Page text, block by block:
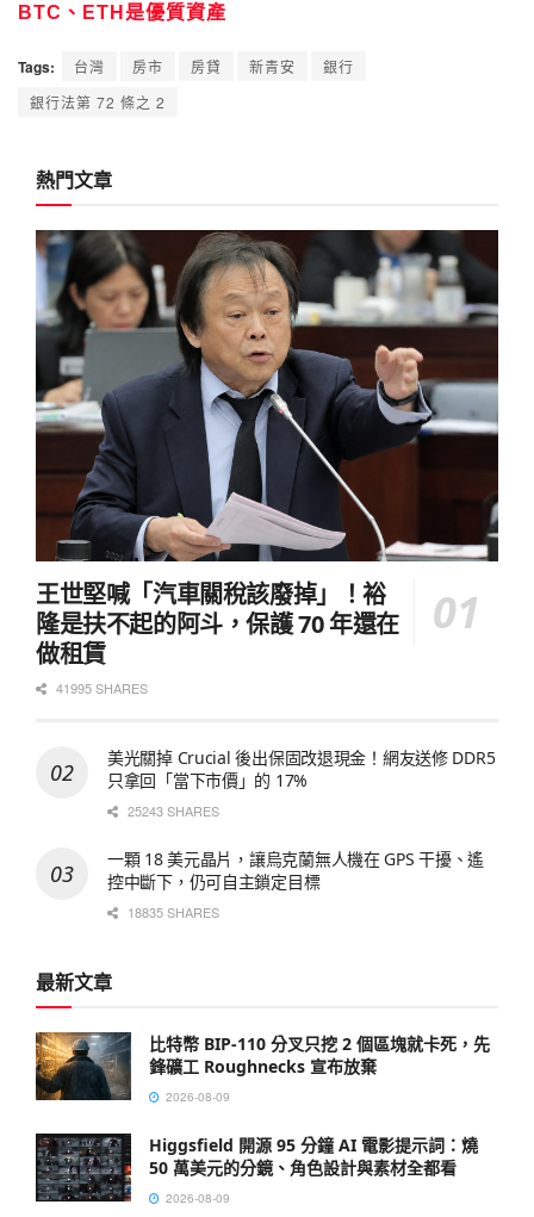
BTC、ETH是優質資產
Tags: 台灣 房市 房貸 新青安
銀行
銀行法第 72 條之 2
熱門文章
王世堅喊「汽車關稅該廢掉」！裕
隆是扶不起的阿斗，保護 70 年還在
做租賃
41995 SHARES
美光關掉 Crucial 後出保固改退現金！網友送修 DDR5
只拿回「當下市價」的 17%
25243 SHARES
一顆 18 美元晶片，讓烏克蘭無人機在 GPS 干擾、遙
控中斷下，仍可自主鎖定目標
18835 SHARES
最新文章
比特幣 BIP-110 分叉只挖 2 個區塊就卡死，先
鋒礦工 Roughnecks 宣布放棄
2026-08-09
Higgsfield 開源 95 分鐘 AI 電影提示詞：燒
50 萬美元的分鏡、角色設計與素材全都看
2026-08-09